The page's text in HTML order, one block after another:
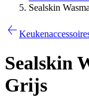
Sealskin
Sealskin
Grijs